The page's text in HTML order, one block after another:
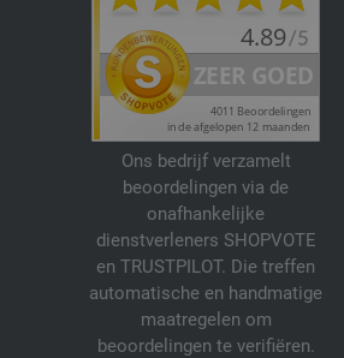
Ons bedrijf verzamelt
beoordelingen via de
onafhankelijke
dienstverleners SHOPVOTE
en TRUSTPILOT. Die treffen
automatische en handmatige
maatregelen om
beoordelingen te verifiëren.